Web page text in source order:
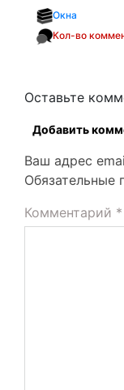
Окна
Кол-во
Оставьте
Добавить
Ваш адрес
Обязательные
Комментарий *